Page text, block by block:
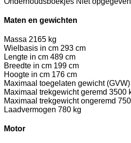
Maten en gewichten
Massa 2165 kg
Wielbasis in cm 293 cm
Lengte in cm 489 cm
Breedte in cm 199 cm
Hoogte in cm 176 cm
Maximaal toegelaten gewicht (GVW)
Maximaal trekgewicht geremd 3500
Maximaal trekgewicht ongeremd
Laadvermogen 780 kg
Motor